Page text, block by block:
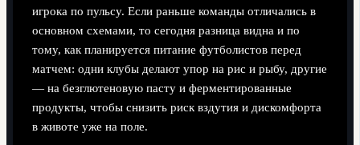
игрока по пульсу. Если раньше команды отличались в
основном схемами, то сегодня разница видна и по
тому, как планируется питание футболистов перед
матчем: одни клубы делают упор на рис и рыбу, другие
— на безглютеновую пасту и ферментированные
продукты, чтобы снизить риск вздутия и дискомфорта
в животе уже на поле.